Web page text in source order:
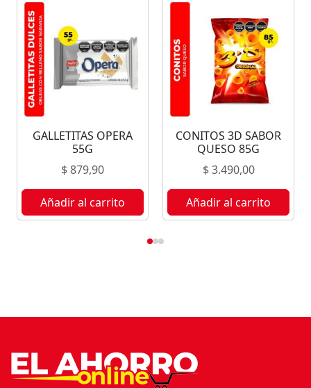
GALLETITAS OPERA
55G
$879,90
Añadir al carrito
CONITOS 3D SABOR
QUESO 85G
$3.490,00
Añadir al carrito